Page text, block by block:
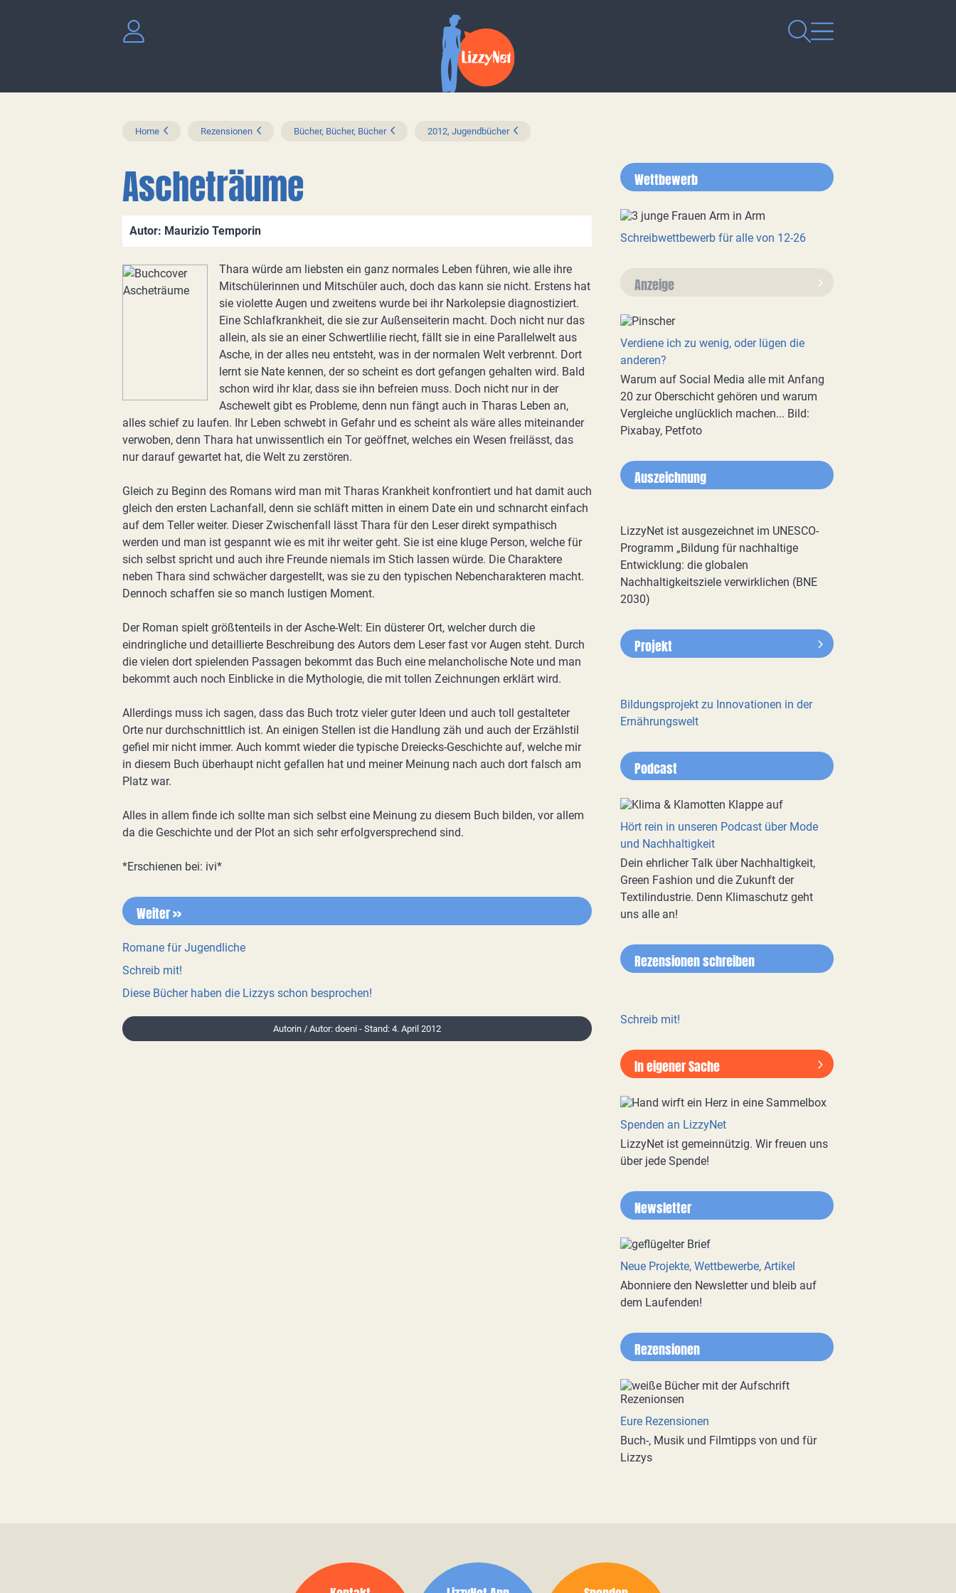
Home Rezensionen Bücher, Bücher, Bücher 2012, Jugendbücher
Ascheträume
Autor: Maurizio Temporin
Thara würde am liebsten ein ganz normales Leben führen, wie alle ihre
Mitschülerinnen und Mitschüler auch, doch das kann sie nicht. Erstens hat
sie violette Augen und zweitens wurde bei ihr Narkolepsie diagnostiziert.
Eine Schlafkrankheit, die sie zur Außenseiterin macht. Doch nicht nur das
allein, als sie an einer Schwertlilie riecht, fällt sie in eine Parallelwelt aus
Asche, in der alles neu entsteht, was in der normalen Welt verbrennt. Dort
lernt sie Nate kennen, der so scheint es dort gefangen gehalten wird. Bald
schon wird ihr klar, dass sie ihn befreien muss. Doch nicht nur in der
Aschewelt gibt es Probleme, denn nun fängt auch in Tharas Leben an,
alles schief zu laufen. Ihr Leben schwebt in Gefahr und es scheint als wäre alles miteinander
verwoben, denn Thara hat unwissentlich ein Tor geöffnet, welches ein Wesen freilässt, das
nur darauf gewartet hat, die Welt zu zerstören.
Gleich zu Beginn des Romans wird man mit Tharas Krankheit konfrontiert und hat damit auch
gleich den ersten Lachanfall, denn sie schläft mitten in einem Date ein und schnarcht einfach
auf dem Teller weiter. Dieser Zwischenfall lässt Thara für den Leser direkt sympathisch
werden und man ist gespannt wie es mit ihr weiter geht. Sie ist eine kluge Person, welche für
sich selbst spricht und auch ihre Freunde niemals im Stich lassen würde. Die Charaktere
neben Thara sind schwächer dargestellt, was sie zu den typischen Nebencharakteren macht.
Dennoch schaffen sie so manch lustigen Moment.
Der Roman spielt größtenteils in der Asche-Welt: Ein düsterer Ort, welcher durch die
eindringliche und detaillierte Beschreibung des Autors dem Leser fast vor Augen steht. Durch
die vielen dort spielenden Passagen bekommt das Buch eine melancholische Note und man
bekommt auch noch Einblicke in die Mythologie, die mit tollen Zeichnungen erklärt wird.
Allerdings muss ich sagen, dass das Buch trotz vieler guter Ideen und auch toll gestalteter
Orte nur durchschnittlich ist. An einigen Stellen ist die Handlung zäh und auch der Erzählstil
gefiel mir nicht immer. Auch kommt wieder die typische Dreiecks-Geschichte auf, welche mir
in diesem Buch überhaupt nicht gefallen hat und meiner Meinung nach auch dort falsch am
Platz war.
Alles in allem finde ich sollte man sich selbst eine Meinung zu diesem Buch bilden, vor allem
da die Geschichte und der Plot an sich sehr erfolgversprechend sind.
*Erschienen bei: ivi*
Weiter >>
Romane für Jugendliche
Schreib mit!
Diese Bücher haben die Lizzys schon besprochen!
Autorin / Autor: doeni - Stand: 4. April 2012
Wettbewerb
Schreibwettbewerb für alle von 12-26
Anzeige
Verdiene ich zu wenig, oder lügen die
anderen?
Warum auf Social Media alle mit Anfang
20 zur Oberschicht gehören und warum
Vergleiche unglücklich machen... Bild:
Pixabay, Petfoto
Auszeichnung
LizzyNet ist ausgezeichnet im UNESCO-
Programm „Bildung für nachhaltige
Entwicklung: die globalen
Nachhaltigkeitsziele verwirklichen (BNE
2030)
Projekt
Bildungsprojekt zu Innovationen in der
Ernährungswelt
Podcast
Hört rein in unseren Podcast über Mode
und Nachhaltigkeit
Dein ehrlicher Talk über Nachhaltigkeit,
Green Fashion und die Zukunft der
Textilindustrie. Denn Klimaschutz geht
uns alle an!
Rezensionen schreiben
Schreib mit!
In eigener Sache
Spenden an LizzyNet
LizzyNet ist gemeinnützig. Wir freuen uns
über jede Spende!
Newsletter
Neue Projekte, Wettbewerbe, Artikel
Abonniere den Newsletter und bleib auf
dem Laufenden!
Rezensionen
Eure Rezensionen
Buch-, Musik und Filmtipps von und für
Lizzys